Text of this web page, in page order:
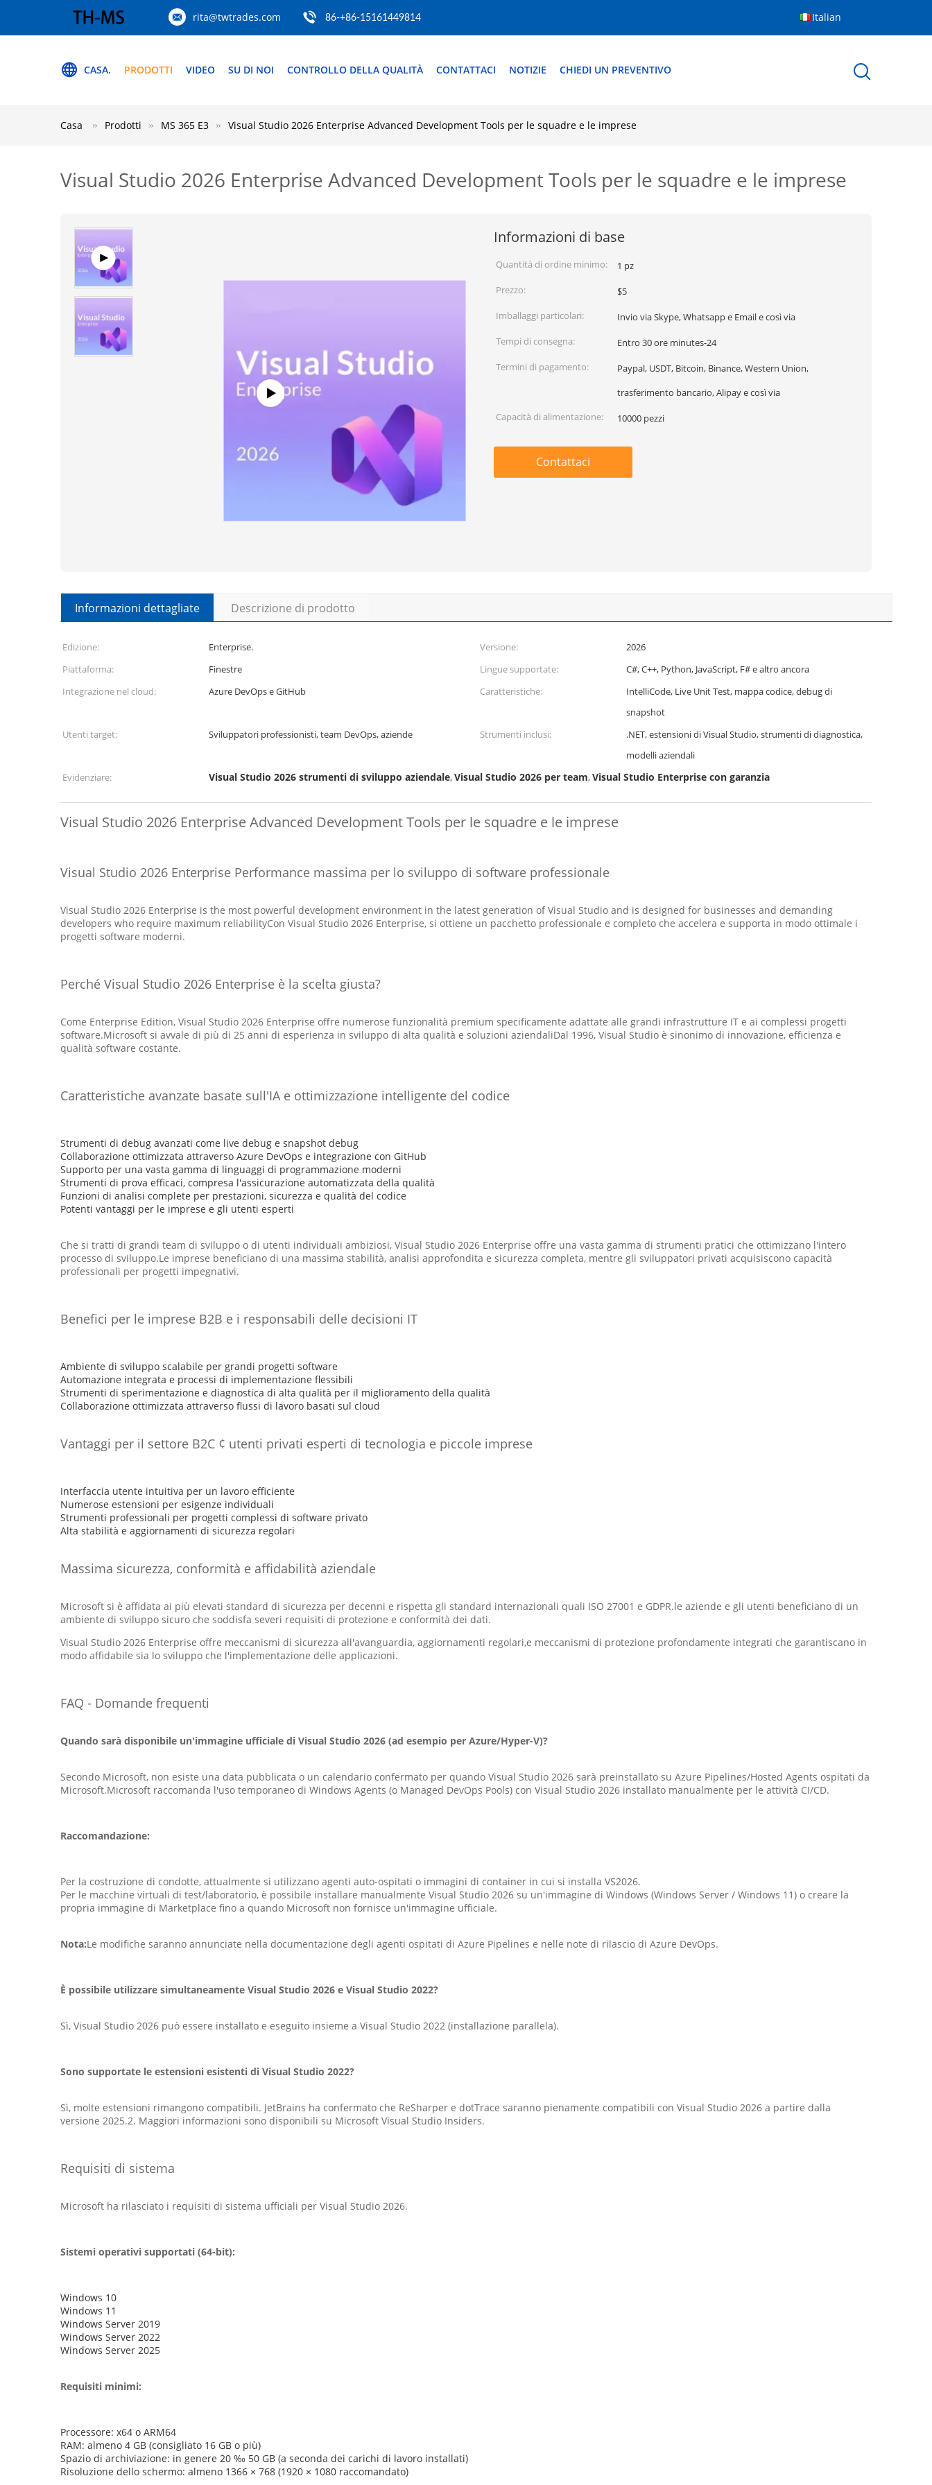
rita@twtrades.com 86-+86-15161449814 Italian
CASA. PRODOTTI VIDEO SU DI NOI CONTROLLO DELLA QUALITÀ CONTATTACI NOTIZIE CHIEDI UN PREVENTIVO
Casa Prodotti MS 365 E3 Visual Studio 2026 Enterprise Advanced Development Tools per le squadre e le imprese
Visual Studio 2026 Enterprise Advanced Development Tools per le squadre e le imprese
Informazioni di base
Quantità di ordine minimo:
1 pz
Prezzo:
$5
Imballaggi particolari:
Invio via Skype, Whatsapp e Email e così via
Tempi di consegna:
Entro 30 ore minutes-24
Termini di pagamento:
Paypal, USDT, Bitcoin, Binance, Western Union,
trasferimento bancario, Alipay e così via
Capacità di alimentazione:
10000 pezzi
Contattaci
Informazioni dettagliate Descrizione di prodotto
Edizione: Enterprise. Versione:
2026
Piattaforma:
Finestre Lingue supportate:
C#, C++, Python, JavaScript, F# e altro ancora
Integrazione nel cloud:
Azure DevOps e GitHub Caratteristiche:
IntelliCode, Live Unit Test, mappa codice, debug di
snapshot
Utenti target:
Sviluppatori professionisti, team DevOps, aziende Strumenti inclusi:
.NET, estensioni di Visual Studio, strumenti di diagnostica,
modelli aziendali
Evidenziare:
Visual Studio 2026 strumenti di sviluppo aziendale,Visual Studio 2026 per team,Visual Studio Enterprise con garanzia
Visual Studio 2026 Enterprise Advanced Development Tools per le squadre e le imprese
Visual Studio 2026 Enterprise Performance massima per lo sviluppo di software professionale
Visual Studio 2026 Enterprise is the most powerful development environment in the latest generation of Visual Studio and is designed for businesses and demanding
developers who require maximum reliabilityCon Visual Studio 2026 Enterprise, si ottiene un pacchetto professionale e completo che accelera e supporta in modo ottimale i
progetti software moderni.
Perché Visual Studio 2026 Enterprise è la scelta giusta?
Come Enterprise Edition, Visual Studio 2026 Enterprise offre numerose funzionalità premium specificamente adattate alle grandi infrastrutture IT e ai complessi progetti
software.Microsoft si avvale di più di 25 anni di esperienza in sviluppo di alta qualità e soluzioni aziendaliDal 1996, Visual Studio è sinonimo di innovazione, efficienza e
qualità software costante.
Caratteristiche avanzate basate sull'IA e ottimizzazione intelligente del codice
Strumenti di debug avanzati come live debug e snapshot debug
Collaborazione ottimizzata attraverso Azure DevOps e integrazione con GitHub
Supporto per una vasta gamma di linguaggi di programmazione moderni
Strumenti di prova efficaci, compresa l'assicurazione automatizzata della qualità
Funzioni di analisi complete per prestazioni, sicurezza e qualità del codice
Potenti vantaggi per le imprese e gli utenti esperti
Che si tratti di grandi team di sviluppo o di utenti individuali ambiziosi, Visual Studio 2026 Enterprise offre una vasta gamma di strumenti pratici che ottimizzano l'intero
processo di sviluppo.Le imprese beneficiano di una massima stabilità, analisi approfondita e sicurezza completa, mentre gli sviluppatori privati acquisiscono capacità
professionali per progetti impegnativi.
Benefici per le imprese B2B e i responsabili delle decisioni IT
Ambiente di sviluppo scalabile per grandi progetti software
Automazione integrata e processi di implementazione flessibili
Strumenti di sperimentazione e diagnostica di alta qualità per il miglioramento della qualità
Collaborazione ottimizzata attraverso flussi di lavoro basati sul cloud
Vantaggi per il settore B2C ¢ utenti privati esperti di tecnologia e piccole imprese
Interfaccia utente intuitiva per un lavoro efficiente
Numerose estensioni per esigenze individuali
Strumenti professionali per progetti complessi di software privato
Alta stabilità e aggiornamenti di sicurezza regolari
Massima sicurezza, conformità e affidabilità aziendale
Microsoft si è affidata ai più elevati standard di sicurezza per decenni e rispetta gli standard internazionali quali ISO 27001 e GDPR.le aziende e gli utenti beneficiano di un
ambiente di sviluppo sicuro che soddisfa severi requisiti di protezione e conformità dei dati.
Visual Studio 2026 Enterprise offre meccanismi di sicurezza all'avanguardia, aggiornamenti regolari,e meccanismi di protezione profondamente integrati che garantiscano in
modo affidabile sia lo sviluppo che l'implementazione delle applicazioni.
FAQ - Domande frequenti
Quando sarà disponibile un'immagine ufficiale di Visual Studio 2026 (ad esempio per Azure/Hyper-V)?
Secondo Microsoft, non esiste una data pubblicata o un calendario confermato per quando Visual Studio 2026 sarà preinstallato su Azure Pipelines/Hosted Agents ospitati da
Microsoft.Microsoft raccomanda l'uso temporaneo di Windows Agents (o Managed DevOps Pools) con Visual Studio 2026 installato manualmente per le attività CI/CD.
Raccomandazione:
Per la costruzione di condotte, attualmente si utilizzano agenti auto-ospitati o immagini di container in cui si installa VS2026.
Per le macchine virtuali di test/laboratorio, è possibile installare manualmente Visual Studio 2026 su un'immagine di Windows (Windows Server / Windows 11) o creare la
propria immagine di Marketplace fino a quando Microsoft non fornisce un'immagine ufficiale.
Nota:Le modifiche saranno annunciate nella documentazione degli agenti ospitati di Azure Pipelines e nelle note di rilascio di Azure DevOps.
È possibile utilizzare simultaneamente Visual Studio 2026 e Visual Studio 2022?
Sì, Visual Studio 2026 può essere installato e eseguito insieme a Visual Studio 2022 (installazione parallela).
Sono supportate le estensioni esistenti di Visual Studio 2022?
Sì, molte estensioni rimangono compatibili. JetBrains ha confermato che ReSharper e dotTrace saranno pienamente compatibili con Visual Studio 2026 a partire dalla
versione 2025.2. Maggiori informazioni sono disponibili su Microsoft Visual Studio Insiders.
Requisiti di sistema
Microsoft ha rilasciato i requisiti di sistema ufficiali per Visual Studio 2026.
Sistemi operativi supportati (64-bit):
Windows 10
Windows 11
Windows Server 2019
Windows Server 2022
Windows Server 2025
Requisiti minimi:
Processore: x64 o ARM64
RAM: almeno 4 GB (consigliato 16 GB o più)
Spazio di archiviazione: in genere 20 ‰ 50 GB (a seconda dei carichi di lavoro installati)
Risoluzione dello schermo: almeno 1366 × 768 (1920 × 1080 raccomandato)